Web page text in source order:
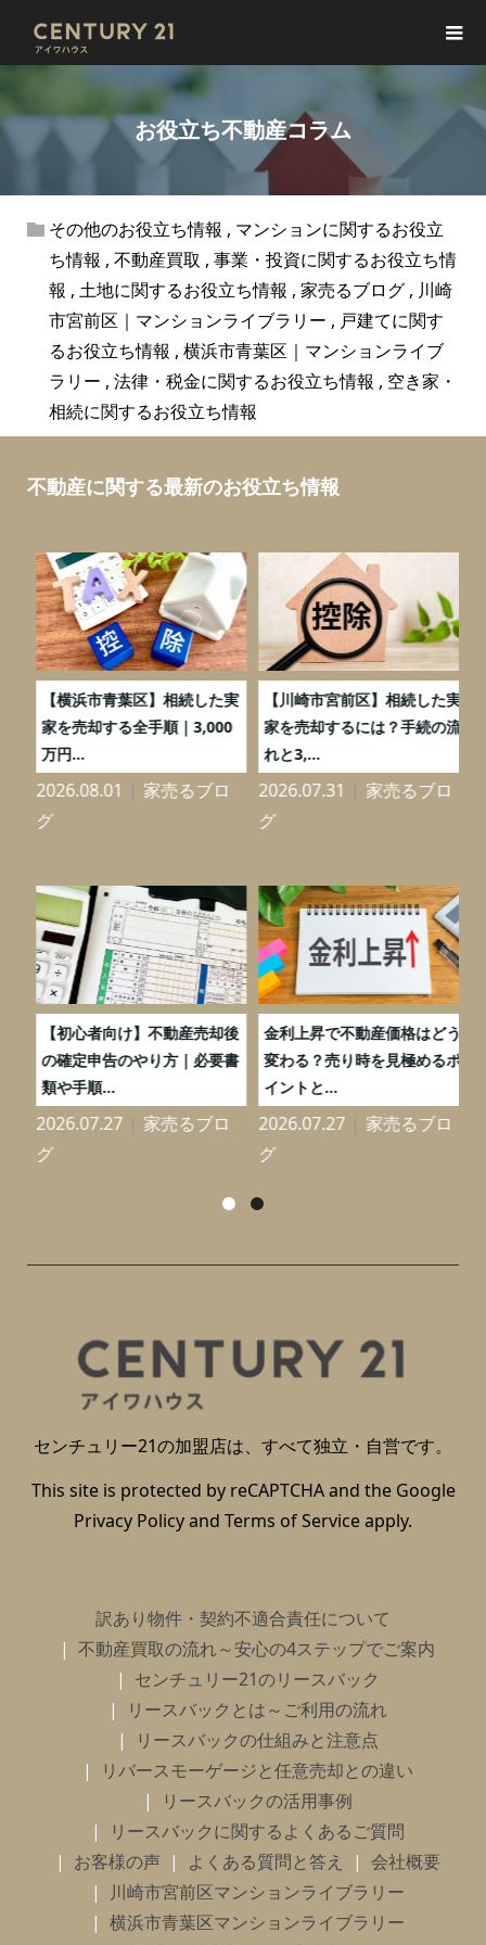
お役立ち不動産コラム
その他のお役立ち情報 , マンションに関するお役立
ち情報 , 不動産買取 , 事業・投資に関するお役立ち情
報 , 土地に関するお役立ち情報 , 家売るブログ, 川崎
市宮前区｜マンションライブラリー , 戸建てに関す
るお役立ち情報 , 横浜市青葉区｜マンションライブ
ラリー , 法律・税金に関するお役立ち情報 , 空き家・
相続に関するお役立ち情報
不動産に関する最新のお役立ち情報
【横浜市青葉区】相続した実
家を売却する全手順｜3,000
万円...
2026.08.01
家売るブロ
グ
【川崎市宮前区】相続した実
家を売却するには？手続の流
れと3,...
2026.07.31
家売るブロ
グ
【初心者向け】不動産売却後
の確定申告のやり方｜必要書
類や手順...
2026.07.27
家売るブロ
グ
金利上昇で不動産価格はどう
変わる？売り時を見極めるポ
イントと...
2026.07.27
家売るブロ
グ
センチュリー21の加盟店は、すべて独立・自営です。
This site is protected by reCAPTCHA and the Google
Privacy Policyand Terms of Serviceapply.
訳あり物件・契約不適合責任について
不動産買取の流れ～安心の4ステップでご案内
センチュリー21のリースバック
リースバックとは～ご利用の流れ
リースバックの仕組みと注意点
リバースモーゲージと任意売却との違い
リースバックの活用事例
リースバックに関するよくあるご質問
お客様の声
よくある質問と答え
会社概要
川崎市宮前区マンションライブラリー
横浜市青葉区マンションライブラリー